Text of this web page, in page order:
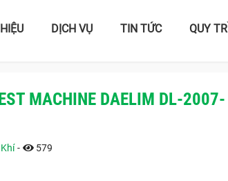
DỊCH VỤ TIN TỨC QUY
MACHINE DAELIM DL-
- 579